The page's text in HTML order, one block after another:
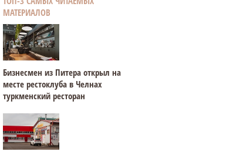
МАТЕРИАЛОВ
Бизнесмен из Питера открыл на
месте рестоклуба в Челнах
туркменский ресторан